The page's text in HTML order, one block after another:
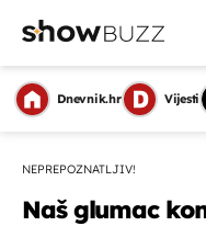
Dnevnik.hr Vijesti
NEPREPOZNATLJIV!
Naš glumac